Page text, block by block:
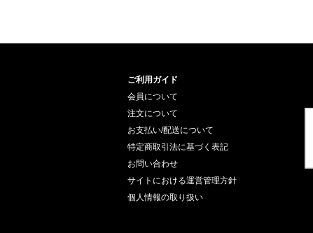
ご利用ガイド
会員について
注文について
お支払い/配送について
特定商取引法に基づく表記
お問い合わせ
サイトにおける運営管理方針
個人情報の取り扱い